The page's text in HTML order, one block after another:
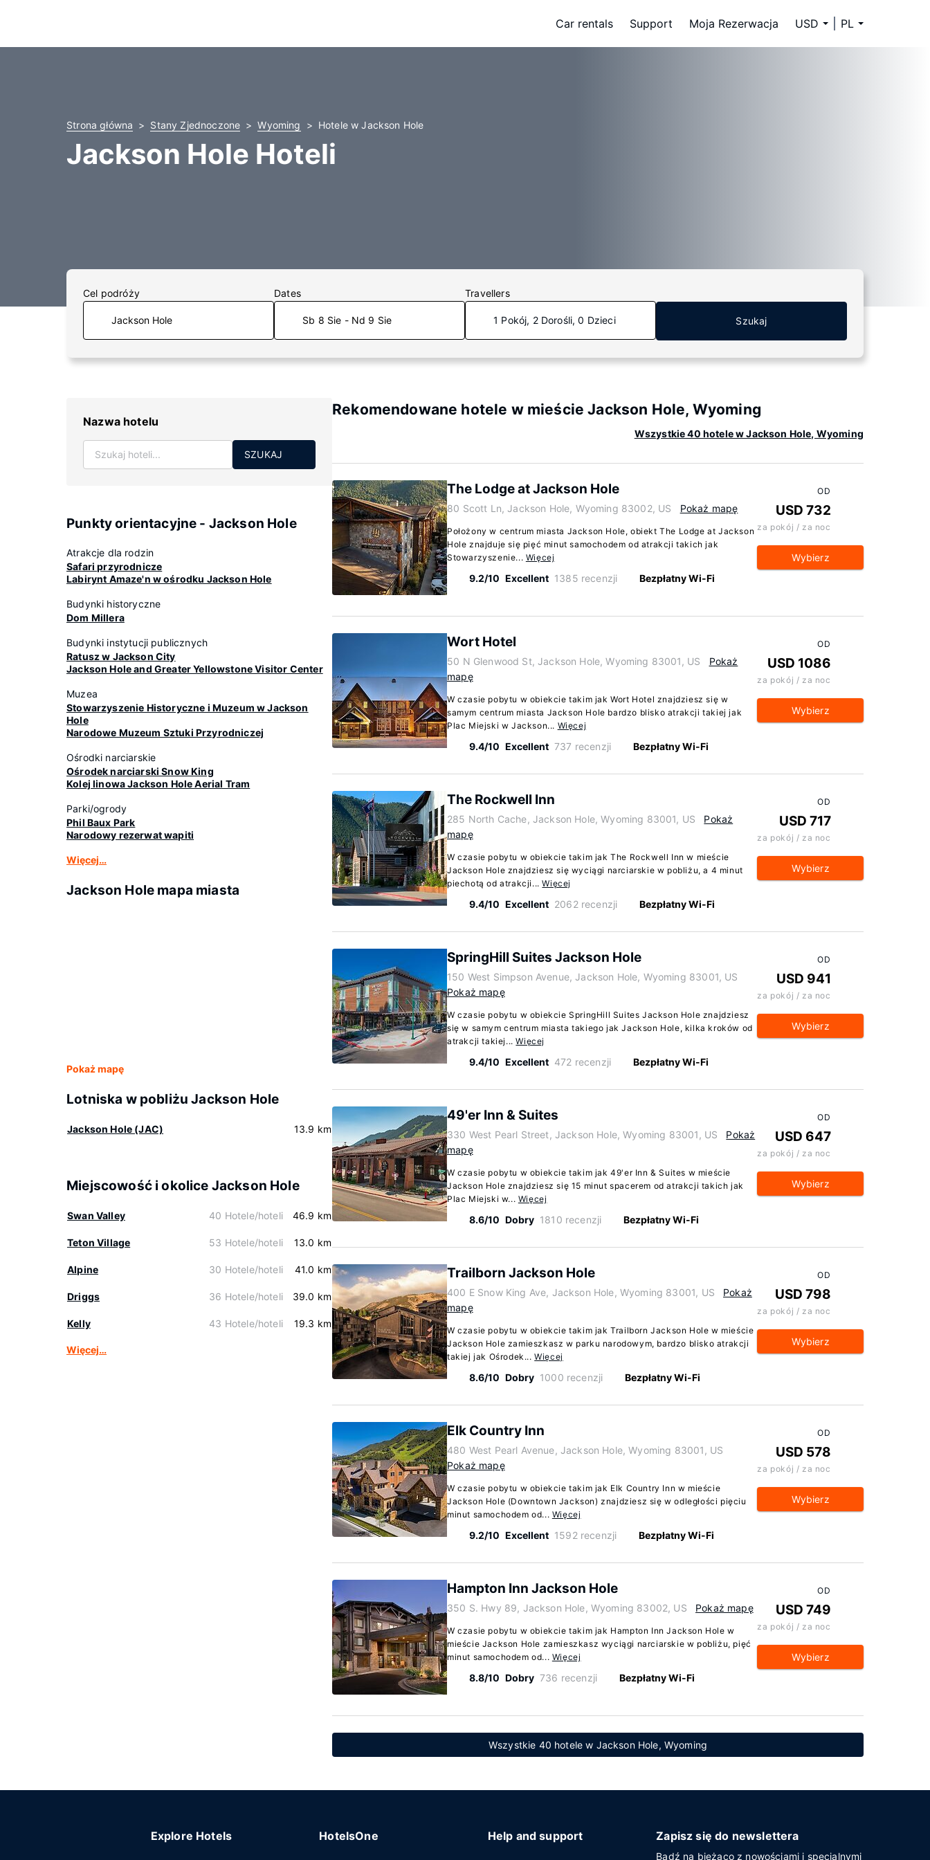
Car rentals Support Moja Rezerwacja USD PL
Strona główna Stany Zjednoczone Wyoming Hotele w Jackson Hole
Jackson Hole Hoteli
Cel podróży Dates
Sb 8 Sie - Nd 9 Sie
Travellers
1 Pokój, 2 Dorośli, 0 Dzieci Szukaj
Nazwa hotelu
SZUKAJ
Punkty orientacyjne - Jackson Hole
Atrakcje dla rodzin
Safari przyrodnicze
Labirynt Amaze'n w ośrodku Jackson Hole
Budynki historyczne
Dom Millera
Budynki instytucji publicznych
Ratusz w Jackson City
Jackson Hole and Greater Yellowstone Visitor Center
Muzea
Stowarzyszenie Historyczne i Muzeum w Jackson
Hole
Narodowe Muzeum Sztuki Przyrodniczej
Ośrodki narciarskie
Ośrodek narciarski Snow King
Kolej linowa Jackson Hole Aerial Tram
Parki/ogrody
Phil Baux Park
Narodowy rezerwat wapiti
Więcej…
Jackson Hole mapa miasta
Pokaż mapę
Lotniska w pobliżu Jackson Hole
Jackson Hole (JAC) 13.9 km
Miejscowość i okolice Jackson Hole
Swan Valley 40 Hotele/hoteli 46.9 km
Teton Village 53 Hotele/hoteli 13.0 km
Alpine 30 Hotele/hoteli 41.0 km
Driggs 36 Hotele/hoteli 39.0 km
Kelly 43 Hotele/hoteli 19.3 km
Więcej…
Rekomendowane hotele w mieście Jackson Hole, Wyoming
Wszystkie 40 hotele w Jackson Hole, Wyoming
The Lodge at Jackson Hole
80 Scott Ln, Jackson Hole, Wyoming 83002, US Pokaż mapę
Położony w centrum miasta Jackson Hole, obiekt The Lodge at Jackson
Hole znajduje się pięć minut samochodem od atrakcji takich jak
Stowarzyszenie... Więcej
9.2/10 Excellent 1385 recenzji Bezpłatny Wi-Fi
OD
USD 732
za pokój / za noc
Wybierz
Wort Hotel
50 N Glenwood St, Jackson Hole, Wyoming 83001, US
Pokaż
mapę
W czasie pobytu w obiekcie takim jak Wort Hotel znajdziesz się w
samym centrum miasta Jackson Hole bardzo blisko atrakcji takiej jak
Plac Miejski w Jackson... Więcej
9.4/10 Excellent 737 recenzji Bezpłatny Wi-Fi
OD
USD 1086
za pokój / za noc
Wybierz
The Rockwell Inn
285 North Cache, Jackson Hole, Wyoming 83001, US
Pokaż
mapę
W czasie pobytu w obiekcie takim jak The Rockwell Inn w mieście
Jackson Hole znajdziesz się wyciągi narciarskie w pobliżu, a 4 minut
piechotą od atrakcji...Więcej
9.4/10 Excellent 2062 recenzji Bezpłatny Wi-Fi
OD
USD 717
za pokój / za noc
Wybierz
SpringHill Suites Jackson Hole
150 West Simpson Avenue, Jackson Hole, Wyoming 83001, US
Pokaż mapę
W czasie pobytu w obiekcie SpringHill Suites Jackson Hole znajdziesz
się w samym centrum miasta takiego jak Jackson Hole, kilka kroków od
atrakcji takiej...Więcej
9.4/10 Excellent 472 recenzji Bezpłatny Wi-Fi
OD
USD 941
za pokój / za noc
Wybierz
49'er Inn & Suites
330 West Pearl Street, Jackson Hole, Wyoming 83001, US
Pokaż
mapę
W czasie pobytu w obiekcie takim jak 49'er Inn & Suites w mieście
Jackson Hole znajdziesz się 15 minut spacerem od atrakcji takich jak
Plac Miejski w... Więcej
8.6/10 Dobry 1810 recenzji Bezpłatny Wi-Fi
OD
USD 647
za pokój / za noc
Wybierz
Trailborn Jackson Hole
400 E Snow King Ave, Jackson Hole, Wyoming 83001, US
Pokaż
mapę
W czasie pobytu w obiekcie takim jak Trailborn Jackson Hole w mieście
Jackson Hole zamieszkasz w parku narodowym, bardzo blisko atrakcji
takiej jak Ośrodek...Więcej
8.6/10 Dobry 1000 recenzji Bezpłatny Wi-Fi
OD
USD 798
za pokój / za noc
Wybierz
Elk Country Inn
480 West Pearl Avenue, Jackson Hole, Wyoming 83001, US
Pokaż mapę
W czasie pobytu w obiekcie takim jak Elk Country Inn w mieście
Jackson Hole (Downtown Jackson) znajdziesz się w odległości pięciu
minut samochodem od... Więcej
9.2/10 Excellent 1592 recenzji Bezpłatny Wi-Fi
OD
USD 578
za pokój / za noc
Wybierz
Hampton Inn Jackson Hole
350 S. Hwy 89, Jackson Hole, Wyoming 83002, US Pokaż mapę
W czasie pobytu w obiekcie takim jak Hampton Inn Jackson Hole w
mieście Jackson Hole zamieszkasz wyciągi narciarskie w pobliżu, pięć
minut samochodem od... Więcej
8.8/10 Dobry 736 recenzji Bezpłatny Wi-Fi
OD
USD 749
za pokój / za noc
Wybierz
Wszystkie 40 hotele w Jackson Hole, Wyoming
Explore Hotels HotelsOne Help and support Zapisz się do newslettera
Bądź na bieżąco z nowościami i specjalnymi